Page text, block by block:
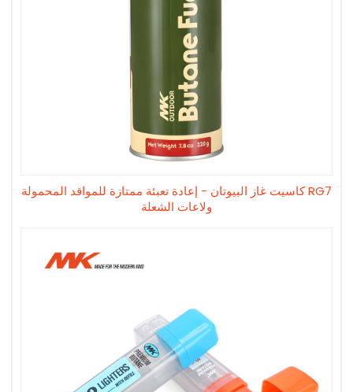
RG7 كاسيت غاز البيوتان - إعادة تعبئة ممتازة للمواقد المحمولة
ولاعات الشعلة